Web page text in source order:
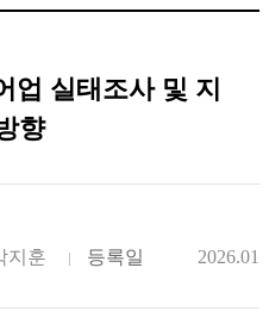
업 실태조사 및 지
향
지훈 등록일